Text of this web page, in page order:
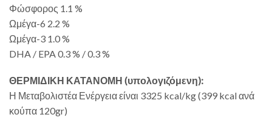
Φώσφορος 1.1 %
Ωμέγα-6 2.2 %
Ωμέγα-3 1.0 %
DHA / EPA 0.3 % / 0.3 %
ΘΕΡΜΙΔΙΚΗ ΚΑΤΑΝΟΜΗ (υπολογιζόμενη):
Η Μεταβολιστέα Ενέργεια είναι 3325 kcal/kg (399 kcal ανά
κούπα 120gr)